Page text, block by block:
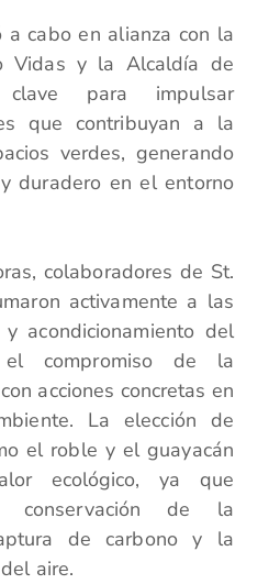
cabo en alianza con la
Vidas y la Alcaldía de
clave para impulsar
que contribuyan a la
verdes, generando
duradero en el entorno
colaboradores de St.
activamente a las
acondicionamiento del
el compromiso de la
acciones concretas en
La elección de
el roble y el guayacán
ecológico, ya que
conservación de la
de carbono y la
aire.